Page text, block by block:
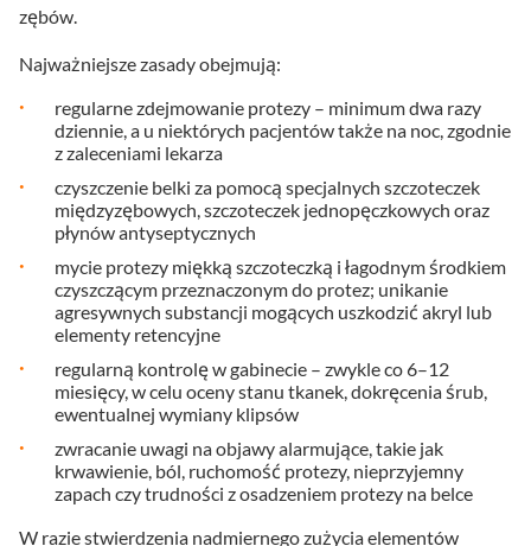
zębów.
Najważniejsze zasady obejmują:
regularne zdejmowanie protezy – minimum dwa razy
dziennie, a u niektórych pacjentów także na noc, zgodnie
z zaleceniami lekarza
czyszczenie belki za pomocą specjalnych szczoteczek
międzyzębowych, szczoteczek jednopęczkowych oraz
płynów antyseptycznych
mycie protezy miękką szczoteczką i łagodnym środkiem
czyszczącym przeznaczonym do protez; unikanie
agresywnych substancji mogących uszkodzić akryl lub
elementy retencyjne
regularną kontrolę w gabinecie – zwykle co 6–12
miesięcy, w celu oceny stanu tkanek, dokręcenia śrub,
ewentualnej wymiany klipsów
zwracanie uwagi na objawy alarmujące, takie jak
krwawienie, ból, ruchomość protezy, nieprzyjemny
zapach czy trudności z osadzeniem protezy na belce
W razie stwierdzenia nadmiernego zużycia elementów